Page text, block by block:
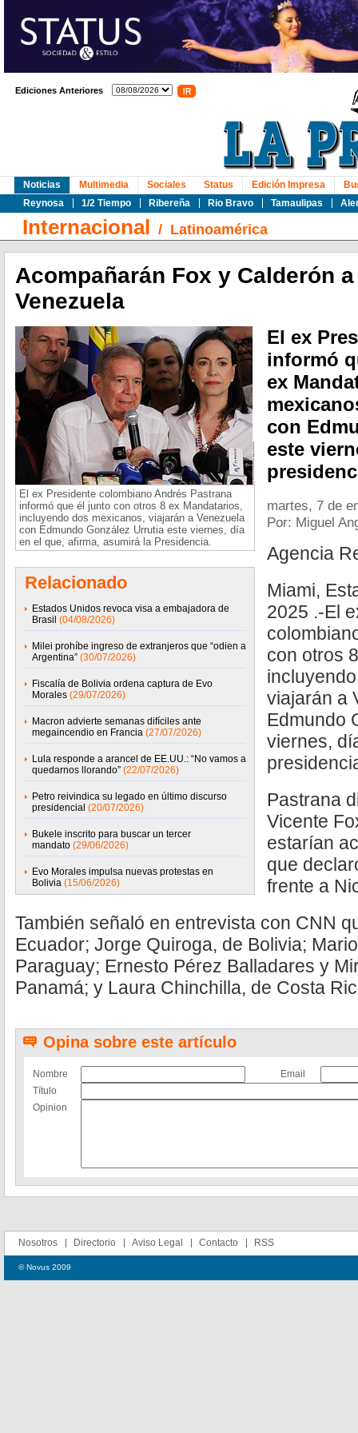
Ediciones Anteriores
Noticias
Reynosa
1/2 Tiempo Ribereña Rio Bravo Tamaulipas
Multimedia Sociales Status Edición Impresa
Internacional / Latinoamérica
Acompañarán Fox y Calderón
Venezuela
El ex Presidente colombiano Andrés Pastrana
informó que él junto con otros 8 ex Mandatarios,
incluyendo dos mexicanos, viajarán a Venezuela
con Edmundo González Urrutia este viernes, día
en el que, afirma, asumirá la Presidencia.
Relacionado
Estados Unidos revoca visa a embajadora de
Brasil (04/08/2026)
Milei prohíbe ingreso de extranjeros que “odien a
Argentina” (30/07/2026)
Fiscalía de Bolivia ordena captura de Evo
Morales (29/07/2026)
Macron advierte semanas difíciles ante
megaincendio en Francia (27/07/2026)
Lula responde a arancel de EE.UU.: “No vamos a
quedarnos llorando” (22/07/2026)
Petro reivindica su legado en último discurso
presidencial (20/07/2026)
Bukele inscrito para buscar un tercer
mandato (29/06/2026)
Evo Morales impulsa nuevas protestas en
Bolivia (15/06/2026)
El ex
informó
ex
con
este
martes, 7 de
Por: Miguel
Agencia
Miami,
2025 .-El
con otros
viajarán a
Edmundo
viernes,
Pastrana
Vicente
estarían
que
frente a
También señaló en entrevista con CNN
Ecuador; Jorge Quiroga, de Bolivia;
Paraguay; Ernesto Pérez Balladares y
Panamá; y Laura Chinchilla, de Costa
Opina sobre este artículo
Nombre
Email
Título
Opinion
Nosotros Directorio Aviso Legal Contacto RSS
© Novus 2009